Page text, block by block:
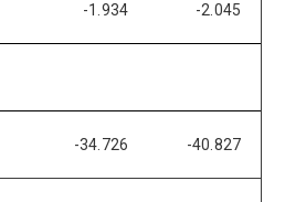
-1.934 -2.045
-34.726 -40.827